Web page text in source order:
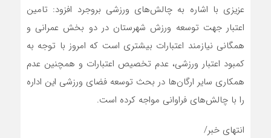
عزیزی با اشاره به چالش‌های ورزشی بروجرد افزود: تامین
اعتبار جهت توسعه ورزش شهرستان در دو بخش عمرانی و
همگانی نیازمند اعتبارات بیشتری است که امروز با توجه به
کمبود اعتبار ورزشی، عدم تخصیص اعتبارات و همچنین عدم
همکاری سایر ارگان‌ها در بحث توسعه فضای ورزشی این اداره
را با چالش‌های فراوانی مواجه کرده است.
انتهای خبر/